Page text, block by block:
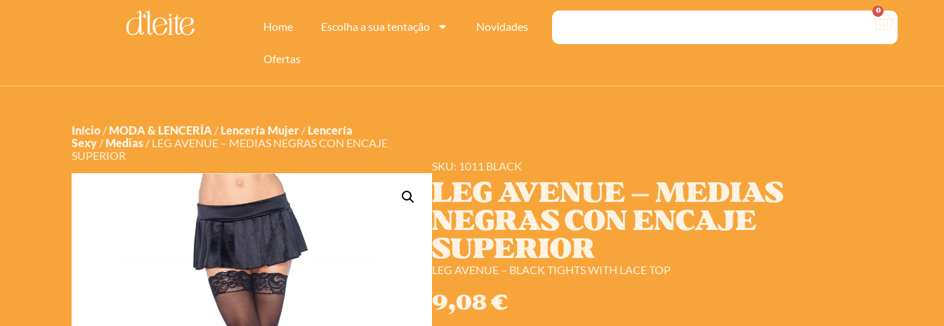
Home Escolha a sua tentação Novidades
Ofertas
0
Início / MODA & LENCERÍA / Lencería Mujer / Lencería
Sexy / Medias / LEG AVENUE – MEDIAS NEGRAS CON ENCAJE
SUPERIOR
SKU: 1011 BLACK
LEG AVENUE – MEDIAS
NEGRAS CON ENCAJE
SUPERIOR
LEG AVENUE – BLACK TIGHTS WITH LACE TOP
9,08€